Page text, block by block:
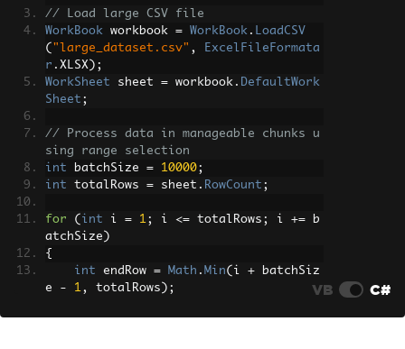
// Load large CSV file
WorkBook workbook = WorkBook . LoadCSV
( "large_dataset.csv" ,
ExcelFileFormata
r . XLSX );
WorkSheet sheet = workbook . DefaultWork
Sheet ;
// Process data in manageable chunks u
sing range selection
int batchSize = 10000;
int totalRows = sheet . RowCount ;
for ( int i = 1; i <= totalRows ; i += b
atchSize )
{
int endRow = Math . Min( i + batchSiz
e - 1, totalRows ); VB C#